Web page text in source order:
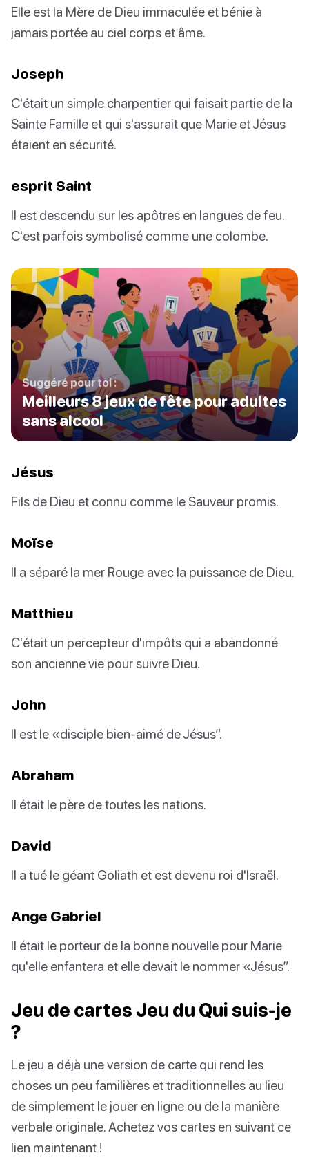
Elle est la Mère de Dieu immaculée et bénie à
jamais portée au ciel corps et âme.
Joseph
C'était un simple charpentier qui faisait partie de la
Sainte Famille et qui s'assurait que Marie et Jésus
étaient en sécurité.
esprit Saint
Il est descendu sur les apôtres en langues de feu.
C'est parfois symbolisé comme une colombe.
Suggéré pour toi :
Meilleurs 8 jeux de fête pour adultes
sans alcool
Jésus
Fils de Dieu et connu comme le Sauveur promis.
Moïse
Il a séparé la mer Rouge avec la puissance de Dieu.
Matthieu
C'était un percepteur d'impôts qui a abandonné
son ancienne vie pour suivre Dieu.
John
Il est le «disciple bien-aimé de Jésus”.
Abraham
Il était le père de toutes les nations.
David
Il a tué le géant Goliath et est devenu roi d'Israël.
Ange Gabriel
Il était le porteur de la bonne nouvelle pour Marie
qu'elle enfantera et elle devait le nommer «Jésus”.
Jeu de cartes Jeu du Qui suis-je
?
Le jeu a déjà une version de carte qui rend les
choses un peu familières et traditionnelles au lieu
de simplement le jouer en ligne ou de la manière
verbale originale. Achetez vos cartes en suivant ce
lien maintenant !